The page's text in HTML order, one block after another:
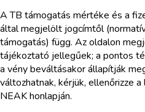
A TB támogatás mértéke és a
által megjelölt jogcímtől
támogatás) függ. Az oldalon
tájékoztató jellegűek; a pontos
a vény beváltásakor állapítják
változhatnak, kérjük, ellenőrizze
NEAK honlapján.